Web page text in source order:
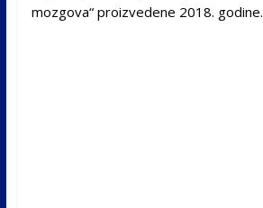
mozgova“ proizvedene 2018. godine.